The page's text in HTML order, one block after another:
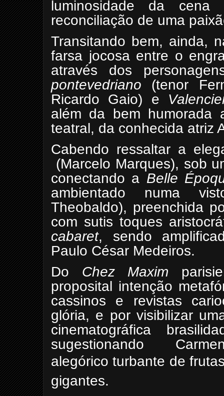
luminosidade da
reconciliação de uma
Transitando bem, ainda,
farsa jocosa entre o
através dos
pontevedriano (tenor
Ricardo Gaio) e
além da bem humorada
teatral, da conhecida atriz
Cabendo ressaltar a
(Marcelo Marques), sob
conectando a Belle
ambientado numa
Theobaldo), preenchida
com sutis toques
cabaret, sendo
Paulo César Medeiros.
Do Chez Maxim
proposital intenção
cassinos e revistas
glória, e por visibilizar
cinematográfica
sugestionando
alegóricoturbante de
gigantes.